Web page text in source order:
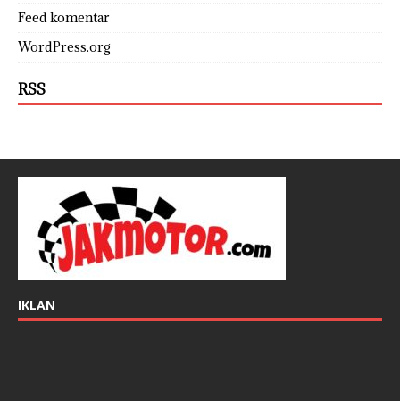
Feed komentar
WordPress.org
RSS
IKLAN